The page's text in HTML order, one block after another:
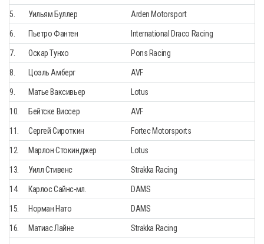
5. Уильям Буллер Arden Motorsport
6. Пьетро Фантен International Draco Racing
7. Оскар Тунхо Pons Racing
8. Цоэль Амберг AVF
9. Матье Ваксивьер Lotus
10. Бейтске Виссер AVF
11. Сергей Сироткин Fortec Motorsports
12. Марлон Стокинджер Lotus
13. Уилл Стивенс Strakka Racing
14. Карлос Сайнс-мл. DAMS
15. Норман Нато DAMS
16. Матиас Лайне Strakka Racing